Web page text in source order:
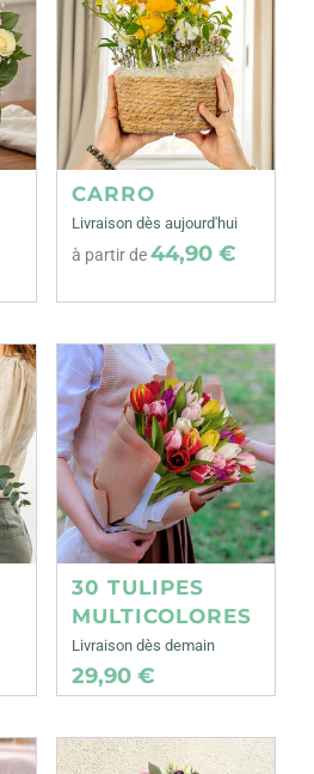
CARRO
Livraison dès aujourd'hui
à partir de44,90 €
30 TULIPES
MULTICOLORES
Livraison dès demain
29,90 €